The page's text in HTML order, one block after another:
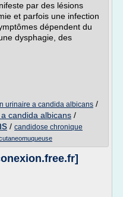
par des lésions
et parfois une infection
dépendent du
dysphagie, des
urinaire a candida albicans /
candida albicans /
/ candidose chronique